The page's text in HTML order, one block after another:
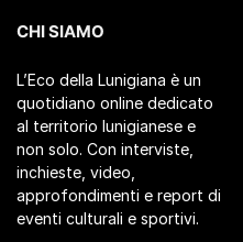
CHI SIAMO
L’Eco della Lunigiana è un
quotidiano online dedicato
al territorio lunigianese e
non solo. Con interviste,
inchieste, video,
approfondimenti e report di
eventi culturali e sportivi.